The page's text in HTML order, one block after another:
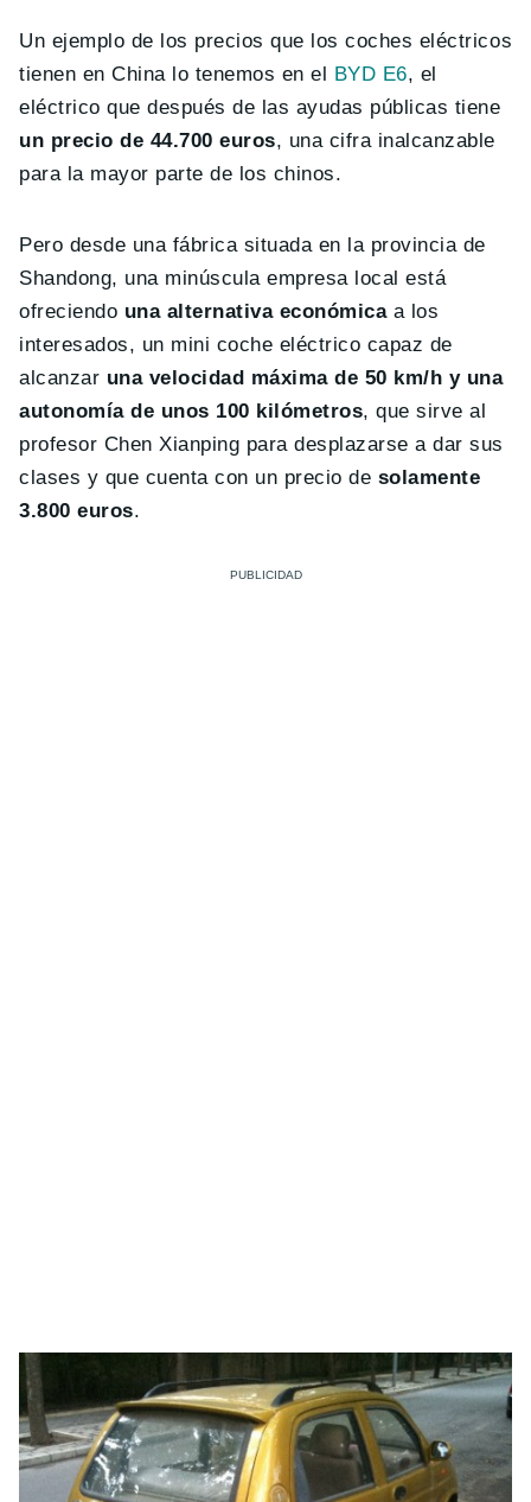
Un ejemplo de los precios que los coches eléctricos
tienen en China lo tenemos en el BYD E6, el
eléctrico que después de las ayudas públicas tiene
un precio de 44.700 euros, una cifra inalcanzable
para la mayor parte de los chinos.
Pero desde una fábrica situada en la provincia de
Shandong, una minúscula empresa local está
ofreciendo una alternativa económica a los
interesados, un mini coche eléctrico capaz de
alcanzar una velocidad máxima de 50 km/h y una
autonomía de unos 100 kilómetros, que sirve al
profesor Chen Xianping para desplazarse a dar sus
clases y que cuenta con un precio de solamente
3.800 euros.